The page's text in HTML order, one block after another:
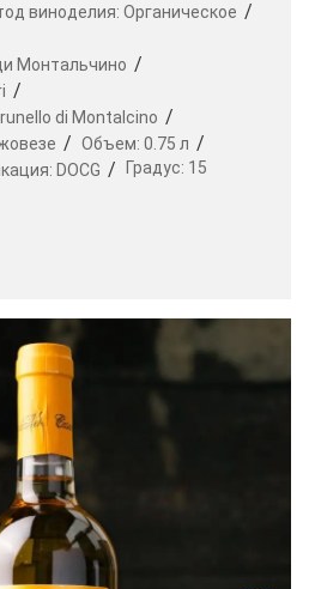
более 2000 сортов
около 500 — редкие
больше нигде.
можно выделить
Шардоне, Мерло, Каберне
как отдельно, так и в
купажей.
итальянских вин могут
обозначения: Reserva —
минимального срока,
из винограда
и Supertoscana —
Тосканы с помощью
для региона
Амичи можно
к профессиональному
какое вино Италии
случая и какие
в качестве
виноделия: Органическое
Монтальчино
di Montalcino
Объем: 0.75 л
DOCG Градус: 15